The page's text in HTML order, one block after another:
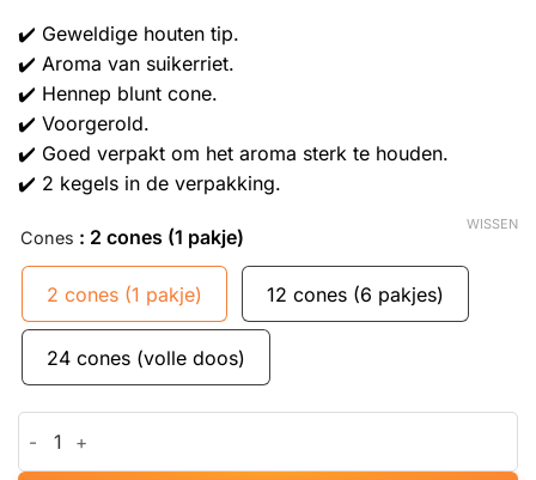
✔️ Geweldige houten tip.
✔️ Aroma van suikerriet.
✔️ Hennep blunt cone.
✔️ Voorgerold.
✔️ Goed verpakt om het aroma sterk te houden.
✔️ 2 kegels in de verpakking.
Cones : 2 cones (1 pakje)
2 cones (1 pakje) 12 cones (6 pakjes)
24 cones (volle doos)
WISSEN